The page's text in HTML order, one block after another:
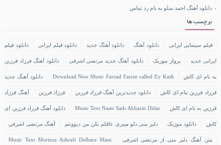
دانلود آهنگ احمد سلو به نام رد تماس
برچسب ها
فیلم سینمایی ایرانی دانلود آهنگ دانلود آهنگ جدید دانلود فیلم ایرانی دانلود فیلم
ایرانی جدید پرواز موزیک دانلود آهنگ جدید مرتضی اشرفی دانلود آهنگ فرزاد فرزین
به نام ای کاش Download New Music Farzad Farzin called Ey Kash دانلود آهنگ جدید
فرزاد فرزین بنام ای کاش دانلود جدیدترین آهنگ فرزاد فرزین فرزاد فرزین آهنگ فرزاد
فرزین به نام ای کاش Music Text Naser Sadr Akharin Didar دانلود آهنگ فرزاد فرزین ای
کاش دانلود موزیک دلبر منی دلو میبری عاقلم نکن من دیوونتم آهنگ مرتضی اشرفی
متن آهنگ دلبر منی از مرتضی اشرفی Music Text Morteza Ashrafi Delbare Mani